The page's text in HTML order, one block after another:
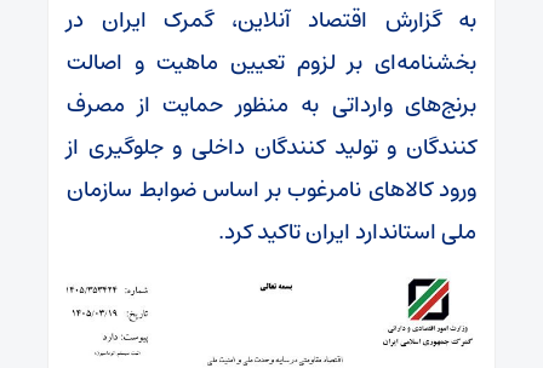
به گزارش اقتصاد آنلاین، گمرک ایران در
بخشنامه‌ای بر لزوم تعیین ماهیت و اصالت
برنج‌های وارداتی به منظور حمایت از مصرف
کنندگان و تولید کنندگان داخلی و جلوگیری از
ورود کالا‌های نامرغوب بر اساس ضوابط سازمان
ملی استاندارد ایران تاکید کرد.